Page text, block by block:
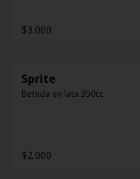
$3.000
Sprite
Bebida en lata 350cc.
$2.000